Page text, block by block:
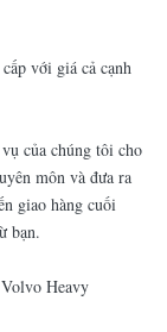
với giá cả cạnh
của chúng tôi cho
môn và đưa ra
giao hàng cuối
bạn.
Heavy